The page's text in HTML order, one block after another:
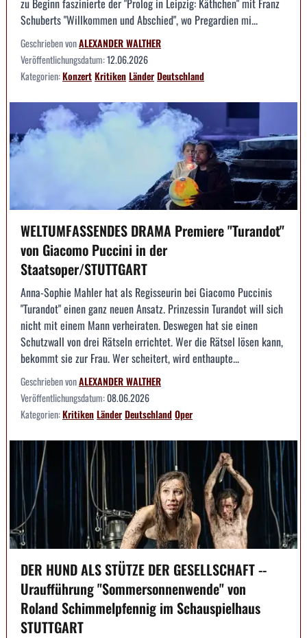
Schuberts "Willkommen und Abschied", wo Pregardien mi...
Geschrieben vonALEXANDER WALTHER
Veröffentlichungsdatum:12.06.2026
Kategorien:KonzertKritikenLänderDeutschland
WELTUMFASSENDES DRAMA Premiere "Turandot"
von Giacomo Puccini in der
Staatsoper/STUTTGART
Anna-Sophie Mahler hat als Regisseurin bei Giacomo Puccinis
"Turandot" einen ganz neuen Ansatz. Prinzessin Turandot will sich
nicht mit einem Mann verheiraten. Deswegen hat sie einen
Schutzwall von drei Rätseln errichtet. Wer die Rätsel lösen kann,
bekommt sie zur Frau. Wer scheitert, wird enthaupte...
Geschrieben vonALEXANDER WALTHER
Veröffentlichungsdatum:08.06.2026
Kategorien:KritikenLänderDeutschlandOper
DER HUND ALS STÜTZE DER GESELLSCHAFT --
Uraufführung "Sommersonnenwende" von
Roland Schimmelpfennig im Schauspielhaus
STUTTGART